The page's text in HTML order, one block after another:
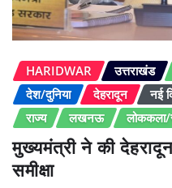
HARIDWAR उत्तराखंड
देश/दुनिया
देहरादून नई
राज्य
लखनऊ लोककला/
मुख्यमंत्री ने की
समीक्षा